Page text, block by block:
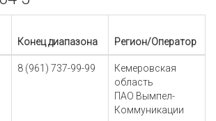
Конец диапазона Регион/Оператор
8 (961) 737-99-99
Кемеровская
область
ПАО Вымпел-
Коммуникации